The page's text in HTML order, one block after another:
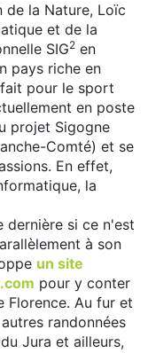
de la Nature, Loïc
et de la
SIG2 en
pays riche en
pour le sport
en poste
projet Sigogne
Comté) et se
En effet,
la
dernière si ce n'est
à son
un site
pour y conter
Florence. Au fur et
randonnées
Jura et ailleurs,